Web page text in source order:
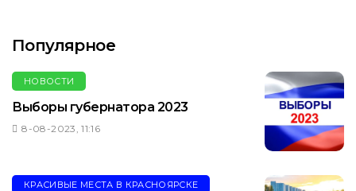
Популярное
НОВОСТИ
Выборы губернатора 2023
8-08-2023, 11:16
КРАСИВЫЕ МЕСТА В КРАСНОЯРСКЕ